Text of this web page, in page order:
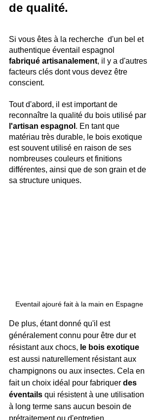
de qualité.
Si vous êtes à la recherche  d'un bel et
authentique éventail espagnol
fabriqué artisanalement, il y a d'autres
facteurs clés dont vous devez être
conscient.
Tout d'abord, il est important de
reconnaître la qualité du bois utilisé par
l'artisan espagnol . En tant que
matériau très durable, le bois exotique
est souvent utilisé en raison de ses
nombreuses couleurs et finitions
différentes, ainsi que de son grain et de
sa structure uniques.
Eventail ajouré fait à la main en Espagne
De plus, étant donné qu'il est
généralement connu pour être dur et
résistant aux chocs, le bois exotique
est aussi naturellement résistant aux
champignons ou aux insectes. Cela en
fait un choix idéal pour fabriquer des
éventails qui résistent à une utilisation
à long terme sans aucun besoin de
prétraitement ou d'entretien.